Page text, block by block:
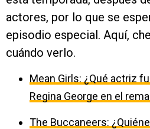
actores, por lo que se
episodio especial. Aquí,
cuándo verlo.
Mean Girls: ¿Qué actriz
Regina George en el
The Buccaneers: